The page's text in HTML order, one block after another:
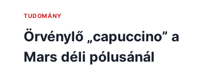
TUDOMÁNY
Örvénylő „capuccino” a
Mars déli pólusánál